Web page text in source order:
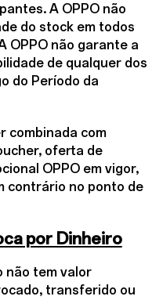
A OPPO não
do stock em todos
OPPO não garante a
de qualquer dos
do Período da
combinada com
oferta de
OPPO em vigor,
contrário no ponto de
por Dinheiro
não tem valor
transferido ou